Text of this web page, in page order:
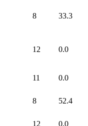
8 33.3
12 0.0
11 0.0
8 52.4
12 0.0